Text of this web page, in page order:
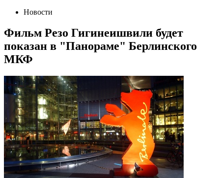
Новости
Фильм Резо Гигинеишвили будет
показан в "Панораме" Берлинского
МКФ